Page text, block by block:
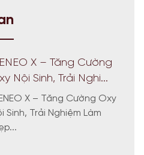
X – Tăng Cường
Nội Sinh, Trải Nghi...
X – Tăng Cường Oxy
Sinh, Trải Nghiệm Làm